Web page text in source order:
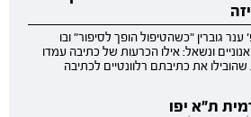
גוברין "כשהטיפול הופך לסיפור" ובו
ונשאל: אילו הכרעות של כתיבה עמדו
את כתיבתם רלוונטיים לכתיבה
ת"א יפו